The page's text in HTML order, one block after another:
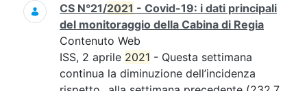
CS N°21/2021 - Covid-19: i dati principali
del monitoraggio della Cabina di Regia
Contenuto Web
ISS, 2 aprile 2021 - Questa settimana
continua la diminuzione dell’incidenza